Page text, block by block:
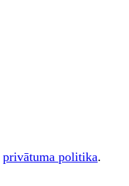
privātuma politika.